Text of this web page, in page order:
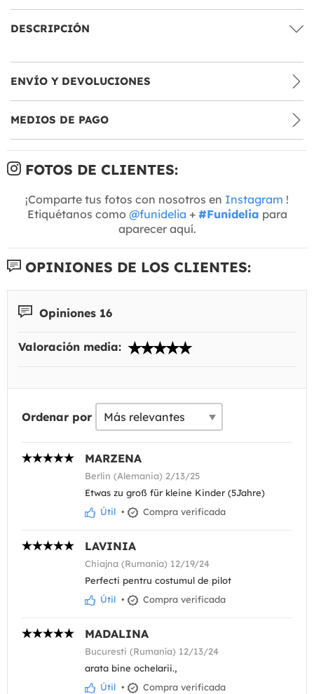
DESCRIPCIÓN
ENVÍO Y DEVOLUCIONES
MEDIOS DE PAGO
FOTOS DE CLIENTES:
¡Comparte tus fotos con nosotros en Instagram !
Etiquétanos como @funidelia + #Funidelia para
aparecer aquí.
OPINIONES DE LOS CLIENTES:
Opiniones 16
Valoración media:
Ordenar por
MARZENA
Berlin (Alemania) 2/13/25
Etwas zu groß für kleine Kinder (5Jahre)
Útil • Compra verificada
LAVINIA
Chiajna (Rumanía) 12/19/24
Perfecti pentru costumul de pilot
Útil • Compra verificada
MADALINA
Bucuresti (Rumanía) 12/13/24
arata bine ochelarii.,
Útil • Compra verificada